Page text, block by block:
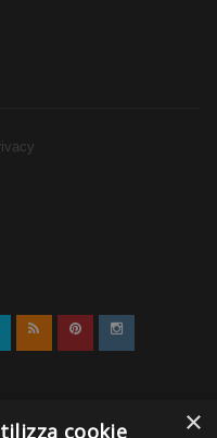
×
cookie